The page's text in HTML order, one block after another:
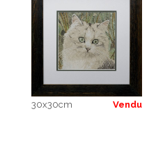
30x30cm Vendu